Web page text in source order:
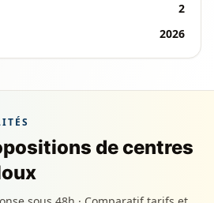
2
2026
de centres